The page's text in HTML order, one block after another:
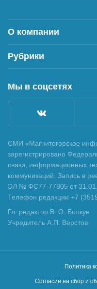
О компании
Рубрики
Мы в соцсетях
СМИ «Магнитогорское
зарегистрировано
связи, информационных
коммуникаций. Запись в
ЭЛ № ФС77-77805 от
Телефон редакции +7
Гл. редактор В. О. Болкун
Учредитель А.П. Верстов
Политика
Согласие на сбор и